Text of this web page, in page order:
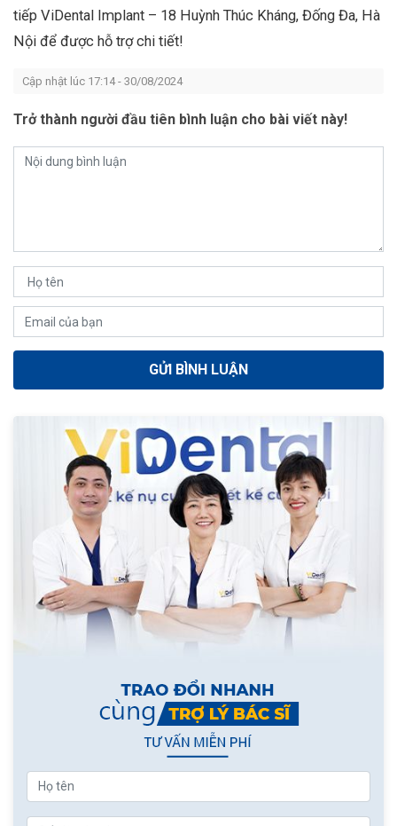
tiếp ViDental Implant – 18 Huỳnh Thúc Kháng, Đống Đa, Hà
Nội để được hỗ trợ chi tiết!
Cập nhật lúc 17:14 - 30/08/2024
Trở thành người đầu tiên bình luận cho bài viết này!